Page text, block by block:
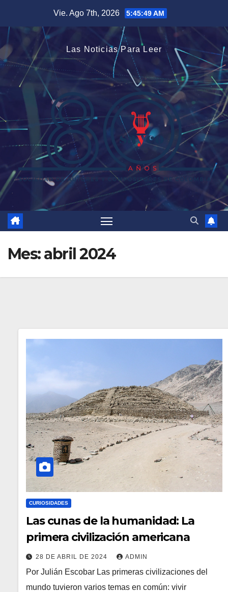
contenido
Vie. Ago 7th, 2026 5:45:50 AM
Las Noticias Para Leer
Mes:abril 2024
CURIOSIDADES
Las cunas de la humanidad: La
primera civilización americana
28 DE ABRIL DE 2024 ADMIN
Por Julián Escobar Las primeras civilizaciones del
mundo tuvieron varios temas en común: vivir